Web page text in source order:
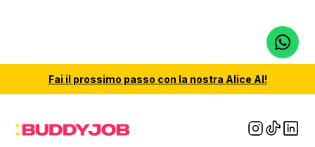
Fai il prossimo passo con la nostra Alice AI!